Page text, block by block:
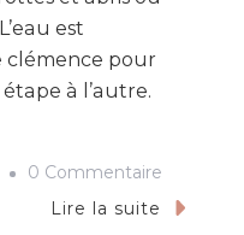
est
clémence pour
à l’autre.
0 Commentaire
Valence,
Lire la suite